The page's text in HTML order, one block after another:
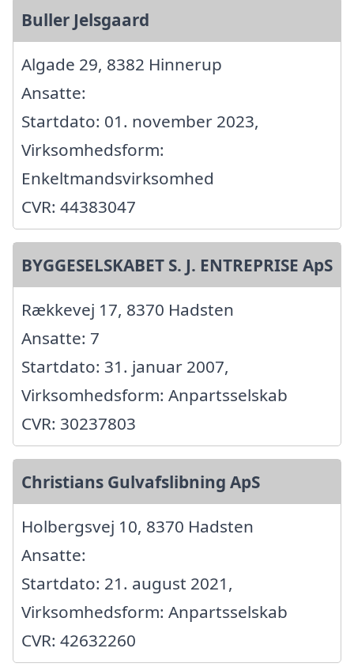
Buller Jelsgaard
Algade 29, 8382 Hinnerup
Ansatte:
Startdato: 01. november 2023,
Virksomhedsform:
Enkeltmandsvirksomhed
CVR: 44383047
BYGGESELSKABET S. J. ENTREPRISE ApS
Rækkevej 17, 8370 Hadsten
Ansatte: 7
Startdato: 31. januar 2007,
Virksomhedsform: Anpartsselskab
CVR: 30237803
Christians Gulvafslibning ApS
Holbergsvej 10, 8370 Hadsten
Ansatte:
Startdato: 21. august 2021,
Virksomhedsform: Anpartsselskab
CVR: 42632260